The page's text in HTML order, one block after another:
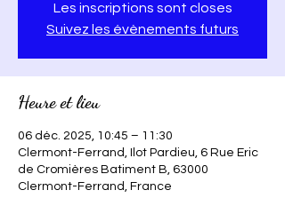
Les inscriptions sont closes
Suivez les évènements futurs
Heure et lieu
06 déc. 2025, 10:45 – 11:30
Clermont-Ferrand, Ilot Pardieu, 6 Rue Eric
de Cromières Batiment B, 63000
Clermont-Ferrand, France